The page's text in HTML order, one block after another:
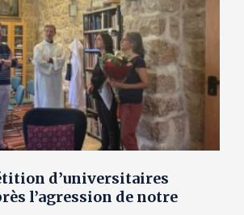
d’universitaires
l’agression de notre